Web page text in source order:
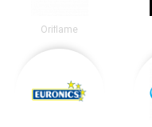
Oriflame